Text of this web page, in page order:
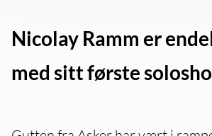
Nicolay Ramm er
med sitt første